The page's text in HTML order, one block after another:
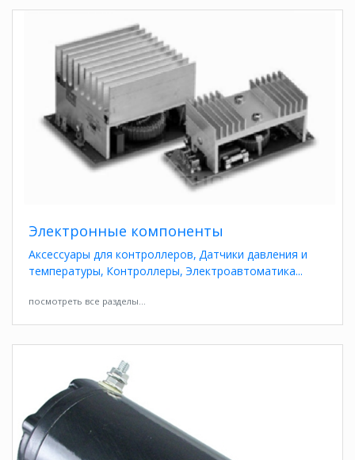
Электронные компоненты
Аксессуары для контроллеров Датчики давления и
температуры Контроллеры Электроавтоматика
посмотреть все разделы...